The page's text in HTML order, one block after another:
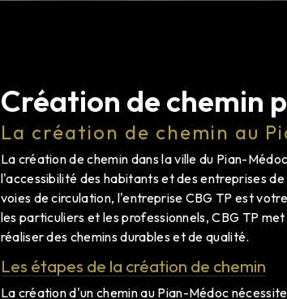
Création de chemin
La création de chemin au
La création de chemin dans la ville du Pian-
l'accessibilité des habitants et des entreprises
voies de circulation, l'entreprise CBG TP est
les particuliers et les professionnels, CBG TP
réaliser des chemins durables et de qualité.
Les étapes de la création de chemin
La création d'un chemin au Pian-Médoc